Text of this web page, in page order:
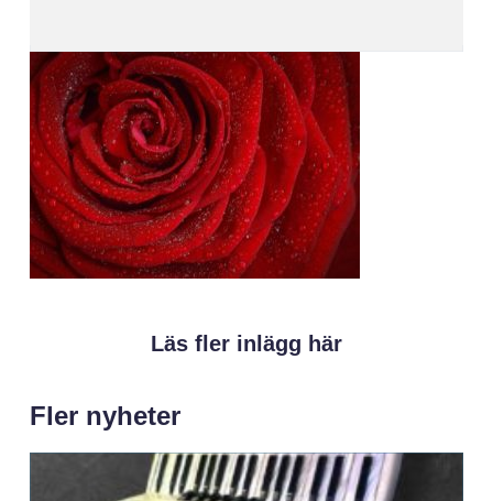
Läs fler inlägg här
Fler nyheter